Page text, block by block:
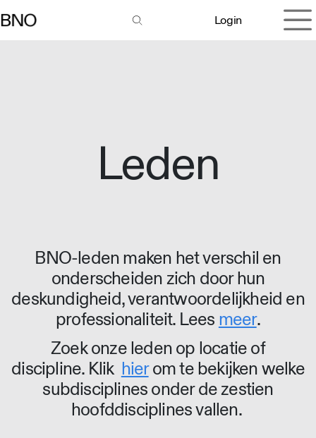
Login
Leden
BNO-leden maken het verschil en
onderscheiden zich door hun
deskundigheid, verantwoordelijkheid en
professionaliteit. Lees meer.
Zoek onze leden op locatie of
discipline. Klik hierom te bekijken welke
subdisciplines onder de zestien
hoofddisciplines vallen.